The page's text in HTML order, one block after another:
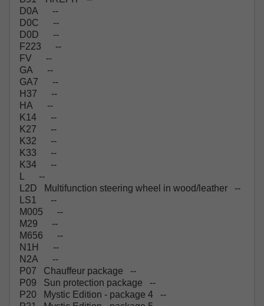
D0A --
D0C --
D0D --
F223 --
FV --
GA --
GA7 --
H37 --
HA --
K14 --
K27 --
K32 --
K33 --
K34 --
L --
L2D Multifunction steering wheel in wood/leather --
LS1 --
M005 --
M29 --
M656 --
N1H --
N2A --
P07 Chauffeur package --
P09 Sun protection package --
P20 Mystic Edition - package 4 --